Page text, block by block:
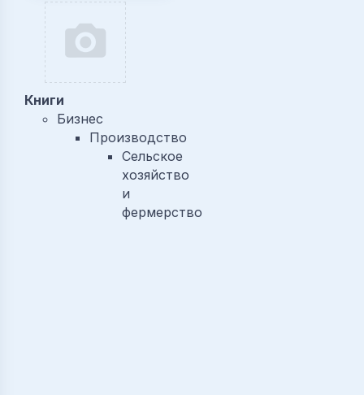
Книги
Бизнес
Производство
Сельское
хозяйство
и
фермерство